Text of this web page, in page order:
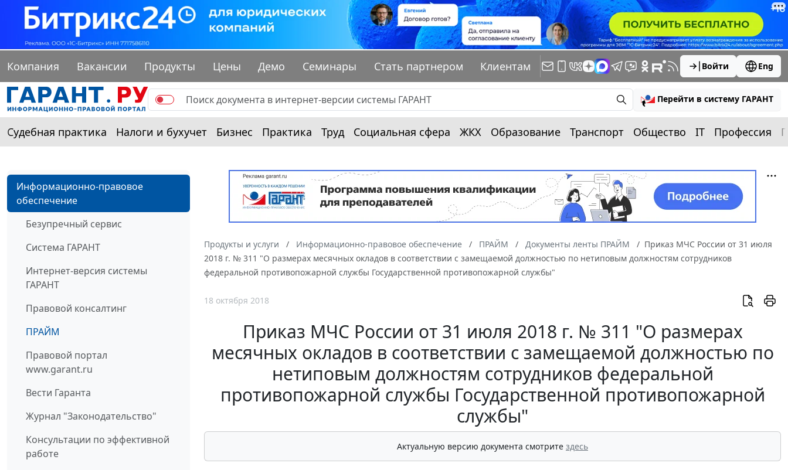
Компания Вакансии Продукты Цены Демо Семинары Стать партнером Клиентам Войти Eng
Перейти в систему ГАРАНТ
Судебная практика Налоги и бухучет Бизнес Практика Труд Социальная сфера ЖКХ Образование Транспорт Общество IT Профессия
Информационно-правовое
обеспечение
Безупречный сервис
Система ГАРАНТ
Интернет-версия системы
ГАРАНТ
Правовой консалтинг
ПРАЙМ
Правовой портал
www.garant.ru
Вести Гаранта
Журнал "Законодательство"
Консультации по эффективной
работе
Продукты и услуги Информационно-правовое обеспечение ПРАЙМ Документы ленты ПРАЙМ
Приказ МЧС России от 31 июля
2018 г. № 311 "О размерах месячных окладов в соответствии с замещаемой должностью по нетиповым должностям сотрудников
федеральной противопожарной службы Государственной противопожарной службы"
18 октября 2018
Приказ МЧС России от 31 июля 2018 г. № 311 "О размерах
месячных окладов в соответствии с замещаемой должностью по
нетиповым должностям сотрудников федеральной
противопожарной службы Государственной противопожарной
службы"
Актуальную версию документа смотрите здесь